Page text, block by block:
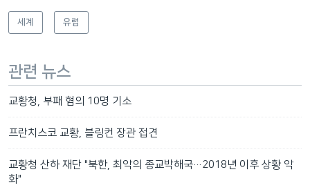
세계 유럽
관련 뉴스
교황청, 부패 혐의 10명 기소
프란치스코 교황, 블링컨 장관 접견
교황청 산하 재단 "북한, 최악의 종교박해국…2018년 이후 상황 악
화"